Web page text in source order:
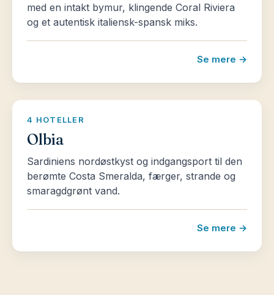
med en intakt bymur, klingende Coral Riviera
og et autentisk italiensk-spansk miks.
Se mere →
4 HOTELLER
Olbia
Sardiniens nordøstkyst og indgangsport til den
berømte Costa Smeralda, færger, strande og
smaragdgrønt vand.
Se mere →